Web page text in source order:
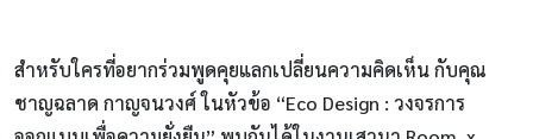
สำหรับใครที่อยากร่วมพูดคุยแลกเปลี่ยนความคิดเห็น กับคุณ
ชาญฉลาด กาญจนวงศ์ในหัวข้อ “Eco Design : วงจรการ